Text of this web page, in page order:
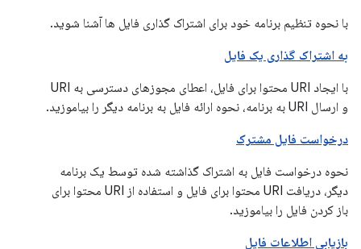
با نحوه تنظیم برنامه خود برای اشتراک گذاری فایل ها آشنا شوید.
به اشتراک گذاری یک فایل
با ایجاد URI محتوا برای فایل، اعطای مجوزهای دسترسی به URI
و ارسال URI به برنامه، نحوه ارائه فایل به برنامه دیگر را بیاموزید.
درخواست فایل مشترک
نحوه درخواست فایل به اشتراک گذاشته شده توسط یک برنامه
دیگر، دریافت URI محتوا برای فایل و استفاده از URI محتوا برای
باز کردن فایل را بیاموزید.
بازیابی اطلاعات فایل